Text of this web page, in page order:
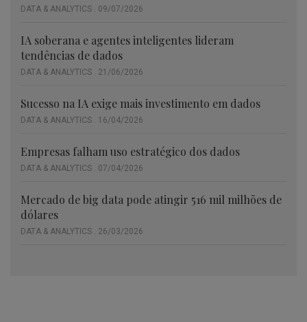
DATA & ANALYTICS . 09/07/2026
IA soberana e agentes inteligentes lideram
tendências de dados
DATA & ANALYTICS . 21/06/2026
Sucesso na IA exige mais investimento em dados
DATA & ANALYTICS . 16/04/2026
Empresas falham uso estratégico dos dados
DATA & ANALYTICS . 07/04/2026
Mercado de big data pode atingir 516 mil milhões de
dólares
DATA & ANALYTICS . 26/03/2026